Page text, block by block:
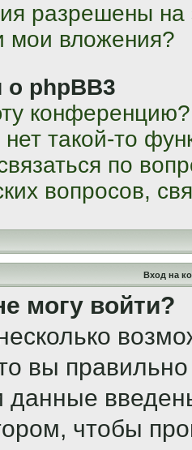
разрешены
мои вложения?
phpBB3
конференцию?
такой-то
по
вопросов,
Вход на
могу войти?
вы
данные
чтобы